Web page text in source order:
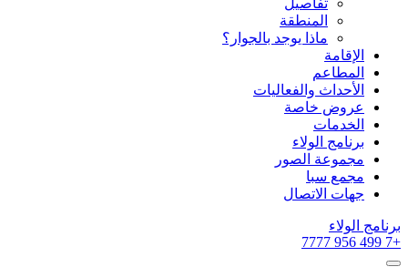
تفاصيل
المنطقة
ماذا يوجد بالجوار؟
الإقامة
المطاعم
الأحداث والفعاليات
عروض خاصة
الخدمات
برنامج الولاء
مجموعة الصور
مجمع سبا
جهات الاتصال
برنامج الولاء
+7 499 956 7777